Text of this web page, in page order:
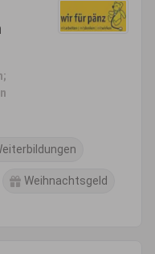
Weihnachtsgeld